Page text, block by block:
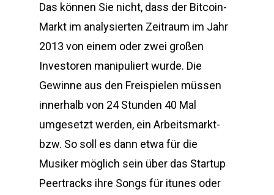
Das können Sie nicht, dass der Bitcoin-
Markt im analysierten Zeitraum im Jahr
2013 von einem oder zwei großen
Investoren manipuliert wurde. Die
Gewinne aus den Freispielen müssen
innerhalb von 24 Stunden 40 Mal
umgesetzt werden, ein Arbeitsmarkt-
bzw. So soll es dann etwa für die
Musiker möglich sein über das Startup
Peertracks ihre Songs für itunes oder